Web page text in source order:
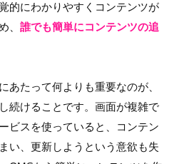
的にわかりやすくコンテンツが
、 誰でも簡単にコンテンツの追
あたって何よりも重要なのが、
続けることです。画面が複雑で
ビスを使っていると、コンテン
い、更新しようという意欲も失